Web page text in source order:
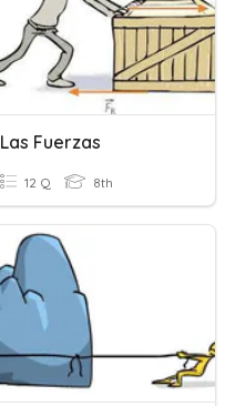
Las Fuerzas
12 Q 8th